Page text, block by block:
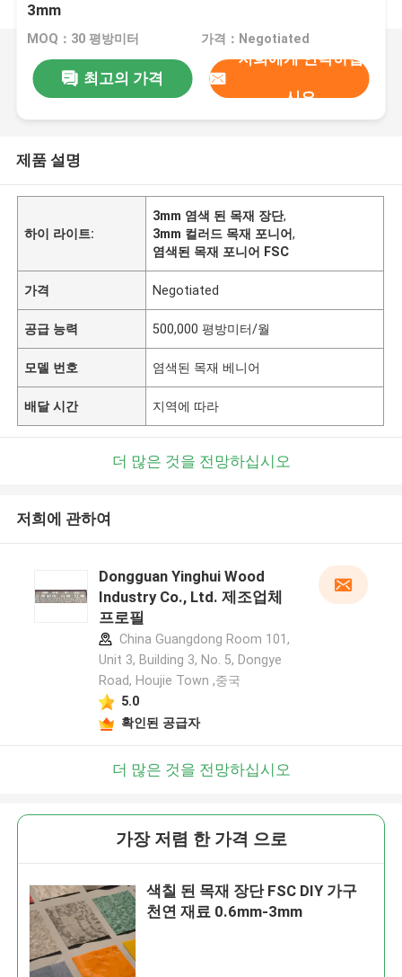
3mm
MOQ：30 평방미터 가격：Negotiated
최고의 가격
저희에게 연락하십
시오
제품 설명
하이 라이트:
3mm 염색 된 목재 장단,
3mm 컬러드 목재 포니어,
염색된 목재 포니어 FSC
가격 Negotiated
공급 능력 500,000 평방미터/월
모델 번호 염색된 목재 베니어
배달 시간 지역에 따라
더 많은 것을 전망하십시오
저희에 관하여
Dongguan Yinghui Wood
Industry Co., Ltd. 제조업체
프로필
China Guangdong Room 101,
Unit 3, Building 3, No. 5, Dongye
Road, Houjie Town ,중국
5.0
확인된 공급자
더 많은 것을 전망하십시오
가장 저렴 한 가격 으로
색칠 된 목재 장단 FSC DIY 가구
천연 재료 0.6mm-3mm